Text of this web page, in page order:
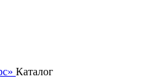
Каталог